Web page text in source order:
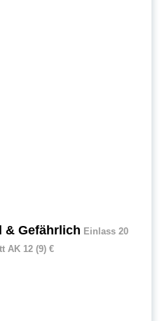
& Gefährlich Einlass 20
AK 12 (9) €